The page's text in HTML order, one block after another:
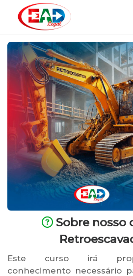
Sobre nosso
Este curso irá
conhecimento necessário